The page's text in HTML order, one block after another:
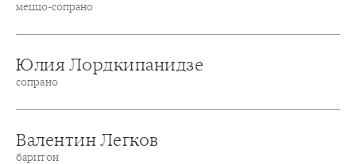
меццо-сопрано
Юлия Лордкипанидзе
сопрано
Валентин Легков
баритон